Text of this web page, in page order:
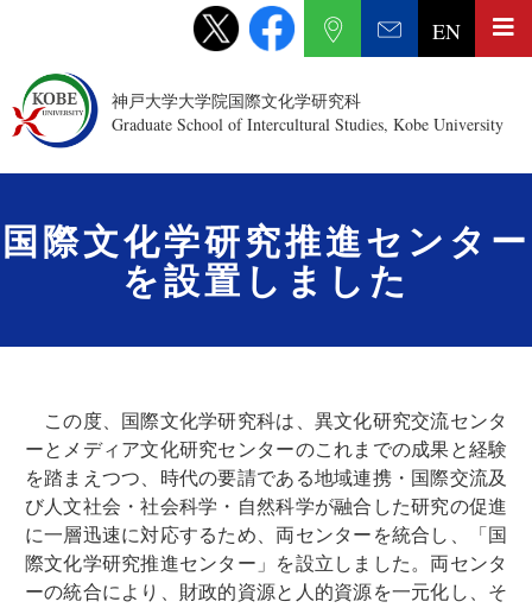
神戸大学大学院国際文化学研究科
Graduate School of Intercultural Studies, Kobe University
EN
国際文化学研究推進センター
を設置しました
この度、国際文化学研究科は、異文化研究交流センタ
ーとメディア文化研究センターのこれまでの成果と経験
を踏まえつつ、時代の要請である地域連携・国際交流及
び人文社会・社会科学・自然科学が融合した研究の促進
に一層迅速に対応するため、両センターを統合し、「国
際文化学研究推進センター」を設立しました。両センタ
ーの統合により、財政的資源と人的資源を一元化し、そ